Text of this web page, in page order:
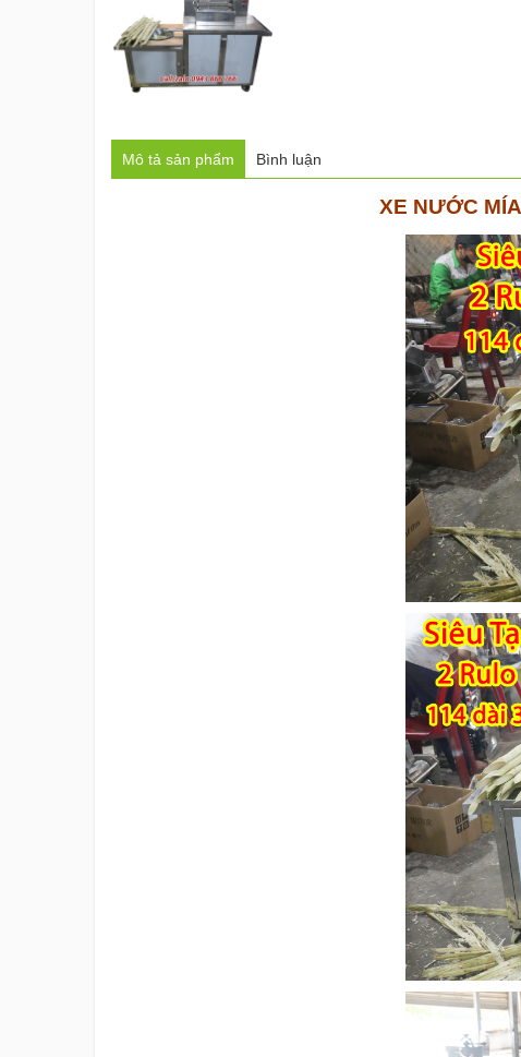
Mô tả sản phẩm Bình luận
XE NƯỚC